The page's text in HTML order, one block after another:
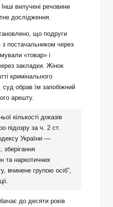
вилучені речовини
дослідження.
що подруги
постачальником через
«товар» і
закладки. Жінок
кримінального
суд обрав їм запобіжний
арешту.
кількості доказів
підозру за ч. 2 ст.
України —
зберігання
та наркотичних
вчинене групою осіб”,
до десяти років